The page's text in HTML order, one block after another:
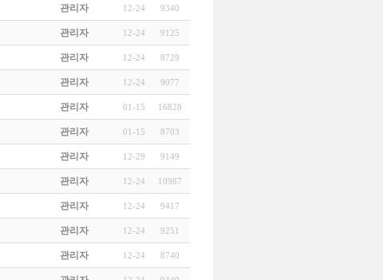
관리자 12-24 9340
관리자 12-24 9125
관리자 12-24 8729
관리자 12-24 9077
관리자 01-15 16828
관리자 01-15 8703
관리자 12-29 9149
관리자 12-24 10987
관리자 12-24 9417
관리자 12-24 9251
관리자 12-24 8740